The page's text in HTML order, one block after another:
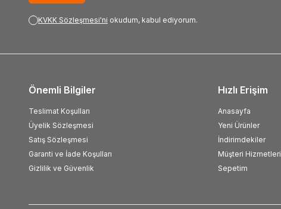
KVKK Sözleşmesi'ni okudum, kabul ediyorum.
Önemli Bilgiler
Teslimat Koşulları
Üyelik Sözleşmesi
Satış Sözleşmesi
Garanti ve İade Koşulları
Gizlilik ve Güvenlik
Hızlı Erişim
Anasayfa
Yeni Ürünler
İndirimdekiler
Müşteri Hizmetleri
Sepetim